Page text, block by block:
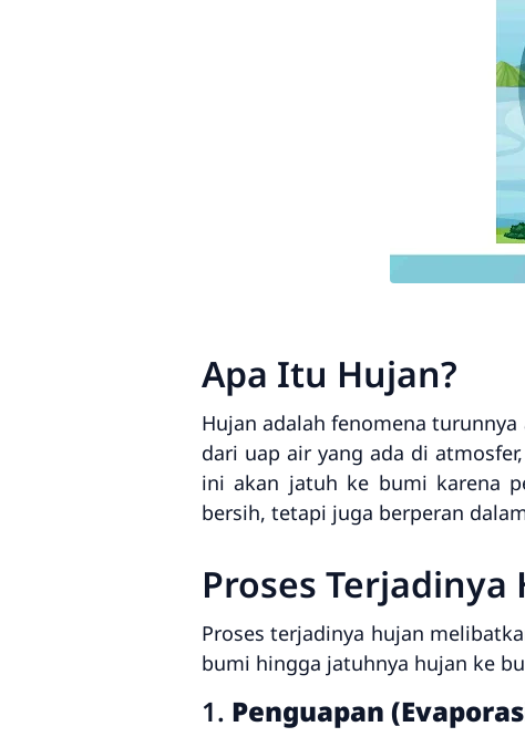
Apa Itu Hujan?
Hujan adalah fenomena turunnya
dari uap air yang ada di
ini akan jatuh ke bumi karena
bersih, tetapi juga berperan
Proses
Proses terjadinya hujan
bumi hingga jatuhnya hujan ke
1. Penguapan